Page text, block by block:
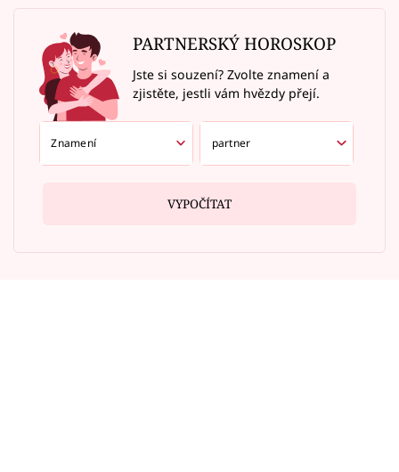
PARTNERSKÝ HOROSKOP
Jste si souzení? Zvolte znamení a
zjistěte, jestli vám hvězdy přejí.
VYPOČÍTAT